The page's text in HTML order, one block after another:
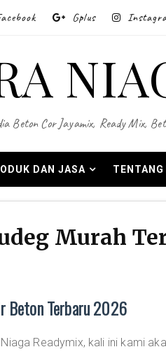
Gplus
Beton Cor Jayamix, Ready Mix,
DAN JASA TENTANG
Murah
Beton Terbaru 2026
Readymix, kali ini kami